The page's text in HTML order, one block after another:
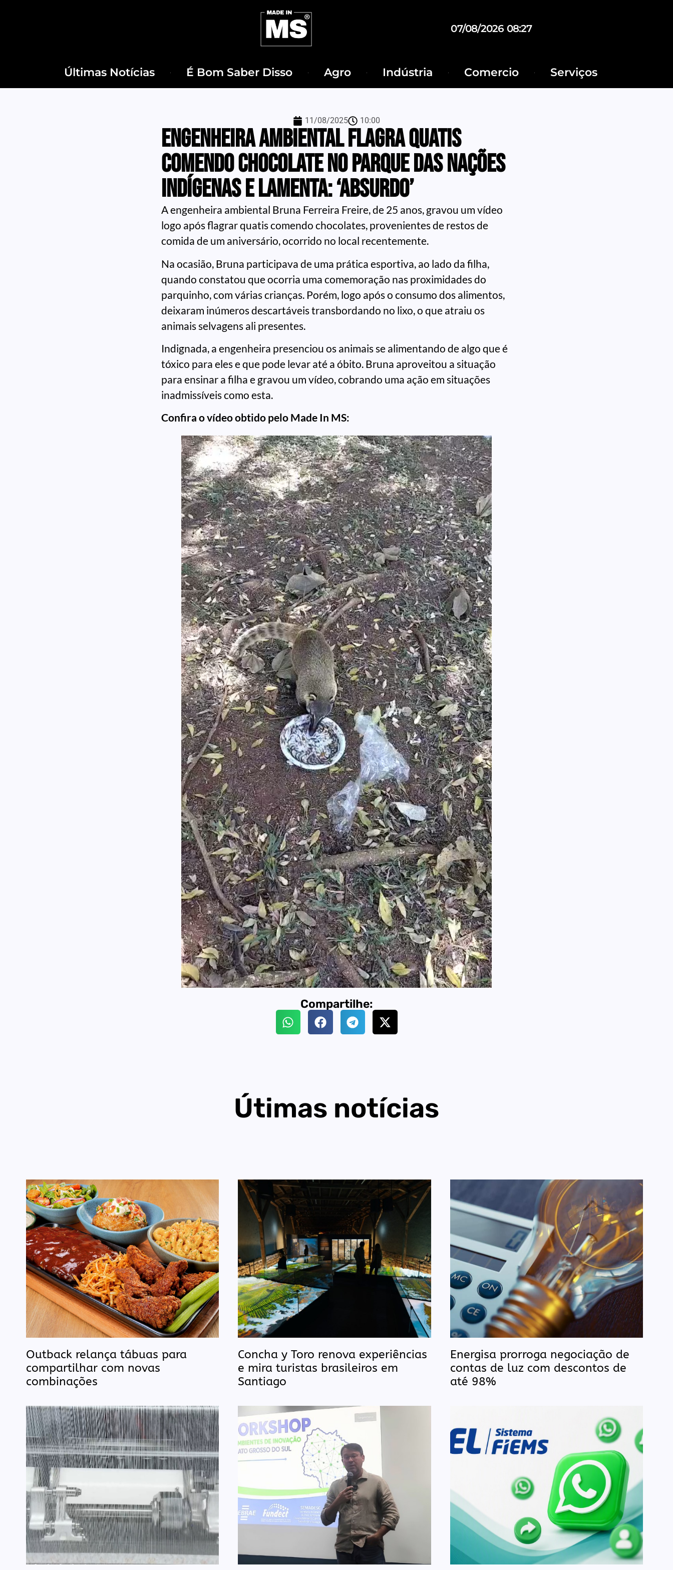
07/08/2026 08:27
Últimas Notícias É Bom Saber Disso Agro Indústria Comercio Serviços
11/08/2025 10:00
Engenheira ambiental flagra quatis
comendo chocolate no Parque das Nações
Indígenas e lamenta: ‘Absurdo’
A engenheira ambiental Bruna Ferreira Freire, de 25 anos, gravou um vídeo
logo após flagrar quatis comendo chocolates, provenientes de restos de
comida de um aniversário, ocorrido no local recentemente.
Na ocasião, Bruna participava de uma prática esportiva, ao lado da filha,
quando constatou que ocorria uma comemoração nas proximidades do
parquinho, com várias crianças. Porém, logo após o consumo dos alimentos,
deixaram inúmeros descartáveis transbordando no lixo, o que atraiu os
animais selvagens ali presentes.
Indignada, a engenheira presenciou os animais se alimentando de algo que é
tóxico para eles e que pode levar até a óbito. Bruna aproveitou a situação
para ensinar a filha e gravou um vídeo, cobrando uma ação em situações
inadmissíveis como esta.
Confira o vídeo obtido pelo Made In MS:
Compartilhe:
Útimas notícias
Outback relança tábuas para
compartilhar com novas
combinações
Concha y Toro renova experiências
e mira turistas brasileiros em
Santiago
Energisa prorroga negociação de
contas de luz com descontos de
até 98%